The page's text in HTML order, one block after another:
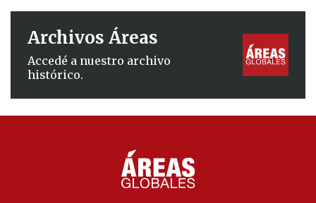
Archivos Áreas
Accedé a nuestro archivo
histórico.